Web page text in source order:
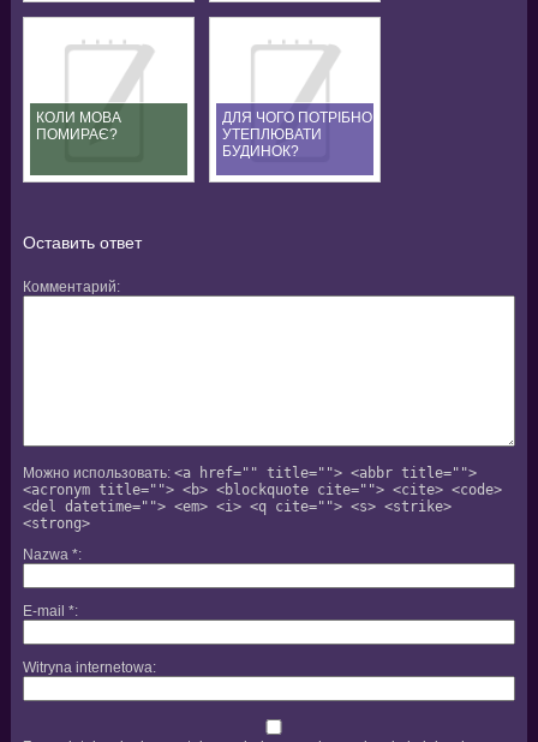
КОЛИ МОВА
ПОМИРАЄ?
ДЛЯ ЧОГО ПОТРІБНО
УТЕПЛЮВАТИ
БУДИНОК?
Оставить ответ
Комментарий
Можно использовать: <a href="" title=""> <abbr title="">
<acronym title=""> <b> <blockquote cite=""> <cite> <code>
<del datetime=""> <em> <i> <q cite=""> <s> <strike>
<strong>
Nazwa *
E-mail *
Witryna internetowa